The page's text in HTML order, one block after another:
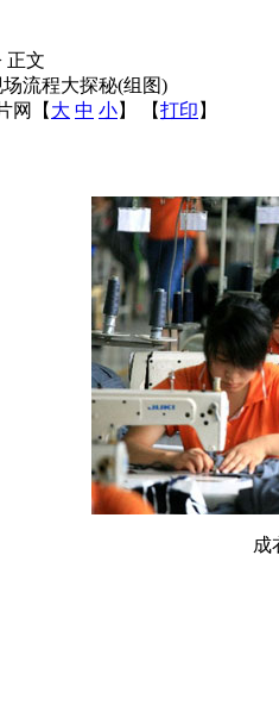
正文
流程大探秘(组图)
网 【 大 中 小】 【打印 】
成